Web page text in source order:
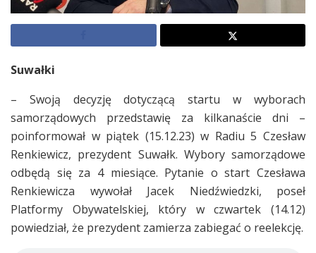
Suwałki
– Swoją decyzję dotyczącą startu w wyborach
samorządowych przedstawię za kilkanaście dni –
poinformował w piątek (15.12.23) w Radiu 5 Czesław
Renkiewicz, prezydent Suwałk. Wybory samorządowe
odbędą się za 4 miesiące. Pytanie o start Czesława
Renkiewicza wywołał Jacek Niedźwiedzki, poseł
Platformy Obywatelskiej, który w czwartek (14.12)
powiedział, że prezydent zamierza zabiegać o reelekcję.